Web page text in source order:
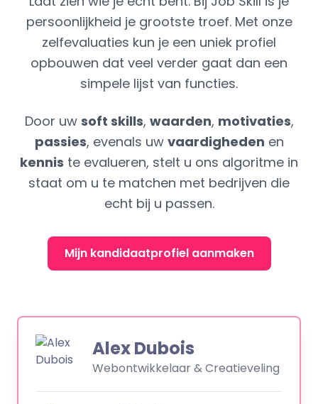
persoonlijkheid je grootste troef. Met onze
zelfevaluaties kun je een uniek profiel
opbouwen dat veel verder gaat dan een
simpele lijst van functies.
Door uw soft skills, waarden, motivaties,
passies, evenals uw vaardigheden en
kennis te evalueren, stelt u ons algoritme in
staat om u te matchen met bedrijven die
echt bij u passen.
Mijn kandidaatprofiel aanmaken
Alex Dubois
Webontwikkelaar & Creatieveling